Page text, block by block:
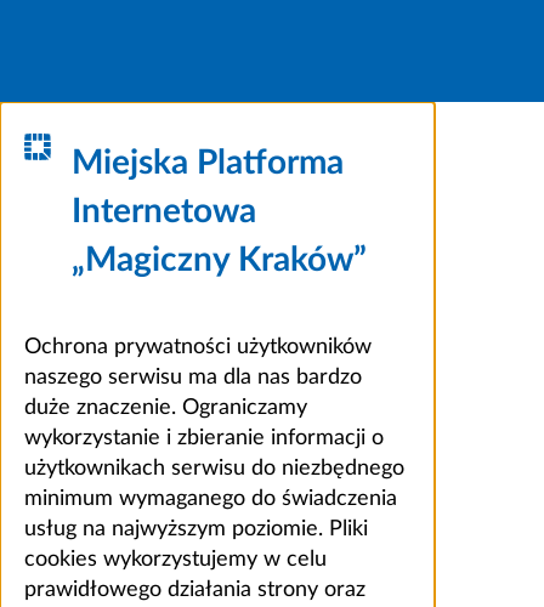
Miejska Platforma
Internetowa
„Magiczny Kraków”
Ochrona prywatności użytkowników
naszego serwisu ma dla nas bardzo
duże znaczenie. Ograniczamy
wykorzystanie i zbieranie informacji o
użytkownikach serwisu do niezbędnego
minimum wymaganego do świadczenia
usług na najwyższym poziomie. Pliki
cookies wykorzystujemy w celu
prawidłowego działania strony oraz